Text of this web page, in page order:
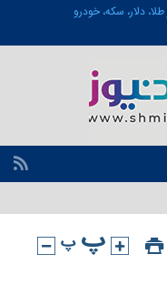
دلار، سکه، خودرو